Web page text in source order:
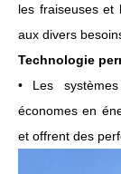
les fraiseuses et
aux divers
Technologie
• Les
économes en
et offrent des